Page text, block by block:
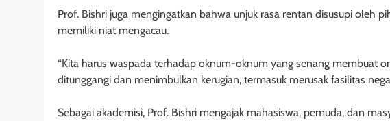
Prof. Bishri juga mengingatkan bahwa unjuk rasa rentan disusupi oleh
memiliki niat mengacau.
“Kita harus waspada terhadap oknum-oknum yang senang membuat
ditunggangi dan menimbulkan kerugian, termasuk merusak fasilitas
Sebagai akademisi, Prof. Bishri mengajak mahasiswa, pemuda, dan